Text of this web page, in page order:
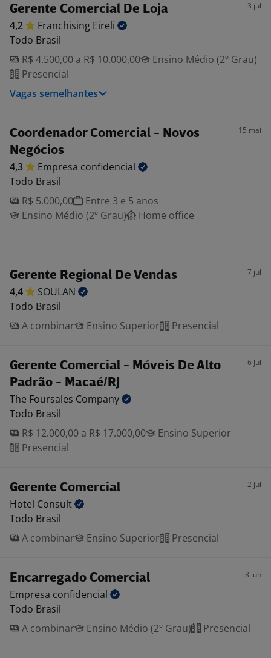
Gerente Comercial De Loja 3 jul
4,2 Franchising Eireli
Todo Brasil
R$ 4.500,00 a R$ 10.000,00
Ensino Médio (2º Grau)
Presencial
Vagas semelhantes
Coordenador Comercial - Novos
Negócios
15 mai
4,3 Empresa confidencial
Todo Brasil
R$ 5.000,00
Entre 3 e 5 anos
Ensino Médio (2º Grau)
Home office
Gerente Regional De Vendas 7 jul
4,4
SOULAN
Todo Brasil
A combinar
Ensino Superior Presencial
Gerente Comercial - Móveis De Alto
Padrão - Macaé/RJ
6 jul
The Foursales Company
Todo Brasil
R$ 12.000,00 a R$ 17.000,00
Ensino Superior
Presencial
Gerente Comercial 2 jul
Hotel Consult
Todo Brasil
A combinar
Ensino Superior Presencial
Encarregado Comercial 8 jun
Empresa confidencial
Todo Brasil
A combinar
Ensino Médio (2º Grau) Presencial